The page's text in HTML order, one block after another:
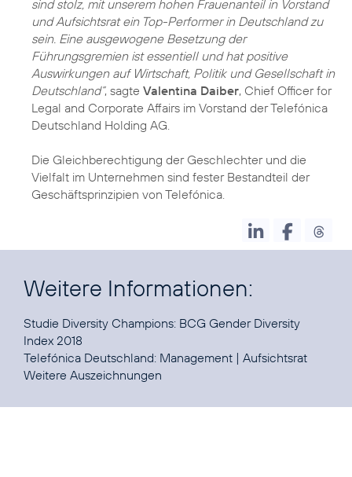
sind stolz, mit unserem hohen Frauenanteil in Vorstand
und Aufsichtsrat ein Top-Performer in Deutschland zu
sein. Eine ausgewogene Besetzung der
Führungsgremien ist essentiell und hat positive
Auswirkungen auf Wirtschaft, Politik und Gesellschaft in
Deutschland“, sagte Valentina Daiber, Chief Officer for
Legal and Corporate Affairs im Vorstand der Telefónica
Deutschland Holding AG.
Die Gleichberechtigung der Geschlechter und die
Vielfalt im Unternehmen sind fester Bestandteil der
Geschäftsprinzipien von Telefónica.
Weitere Informationen:
Studie Diversity Champions: BCG Gender Diversity
Index 2018
Telefónica Deutschland: Management | Aufsichtsrat
Weitere Auszeichnungen